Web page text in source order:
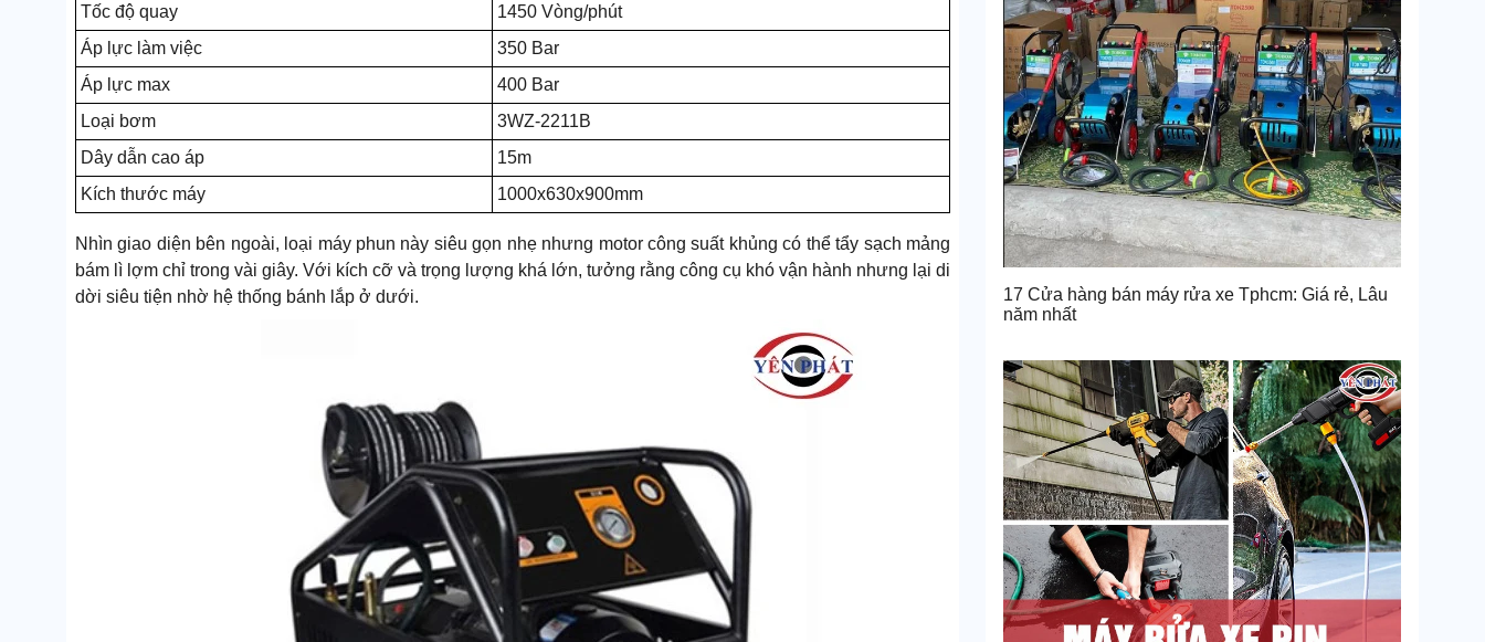
Tốc độ quay
1450 Vòng/phút
Áp lực làm việc
350 Bar
Áp lực max
400 Bar
Loại bơm
3WZ-2211B
Dây dẫn cao áp
15m
Kích thước máy
1000x630x900mm
Nhìn giao diện bên ngoài, loại máy phun này siêu gọn nhẹ nhưng motor công suất khủng có thể tẩy sạch mảng
bám lì lợm chỉ trong vài giây. Với kích cỡ và trọng lượng khá lớn, tưởng rằng công cụ khó vận hành nhưng lại di
dời siêu tiện nhờ hệ thống bánh lắp ở dưới.
17 Cửa hàng bán máy rửa xe Tphcm: Giá rẻ, Lâu
năm nhất